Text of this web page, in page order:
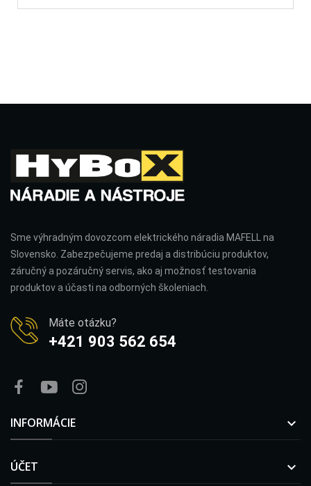
Sme výhradným dovozcom elektrického náradia MAFELL na
Slovensko. Zabezpečujeme predaj a distribúciu produktov,
záručný a pozáručný servis, ako aj možnosť testovania
produktov a účasti na odborných školeniach.
Máte otázku?
+421 903 562 654
INFORMÁCIE 
ÚČET 